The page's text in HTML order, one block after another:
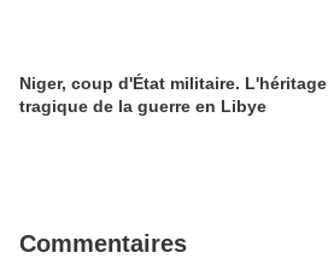
Niger, coup d'État militaire. L'héritage
tragique de la guerre en Libye
Commentaires